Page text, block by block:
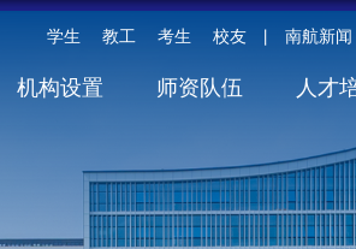
南航新闻
学生 教工 考生 校友
机构设置 师资队伍 人才